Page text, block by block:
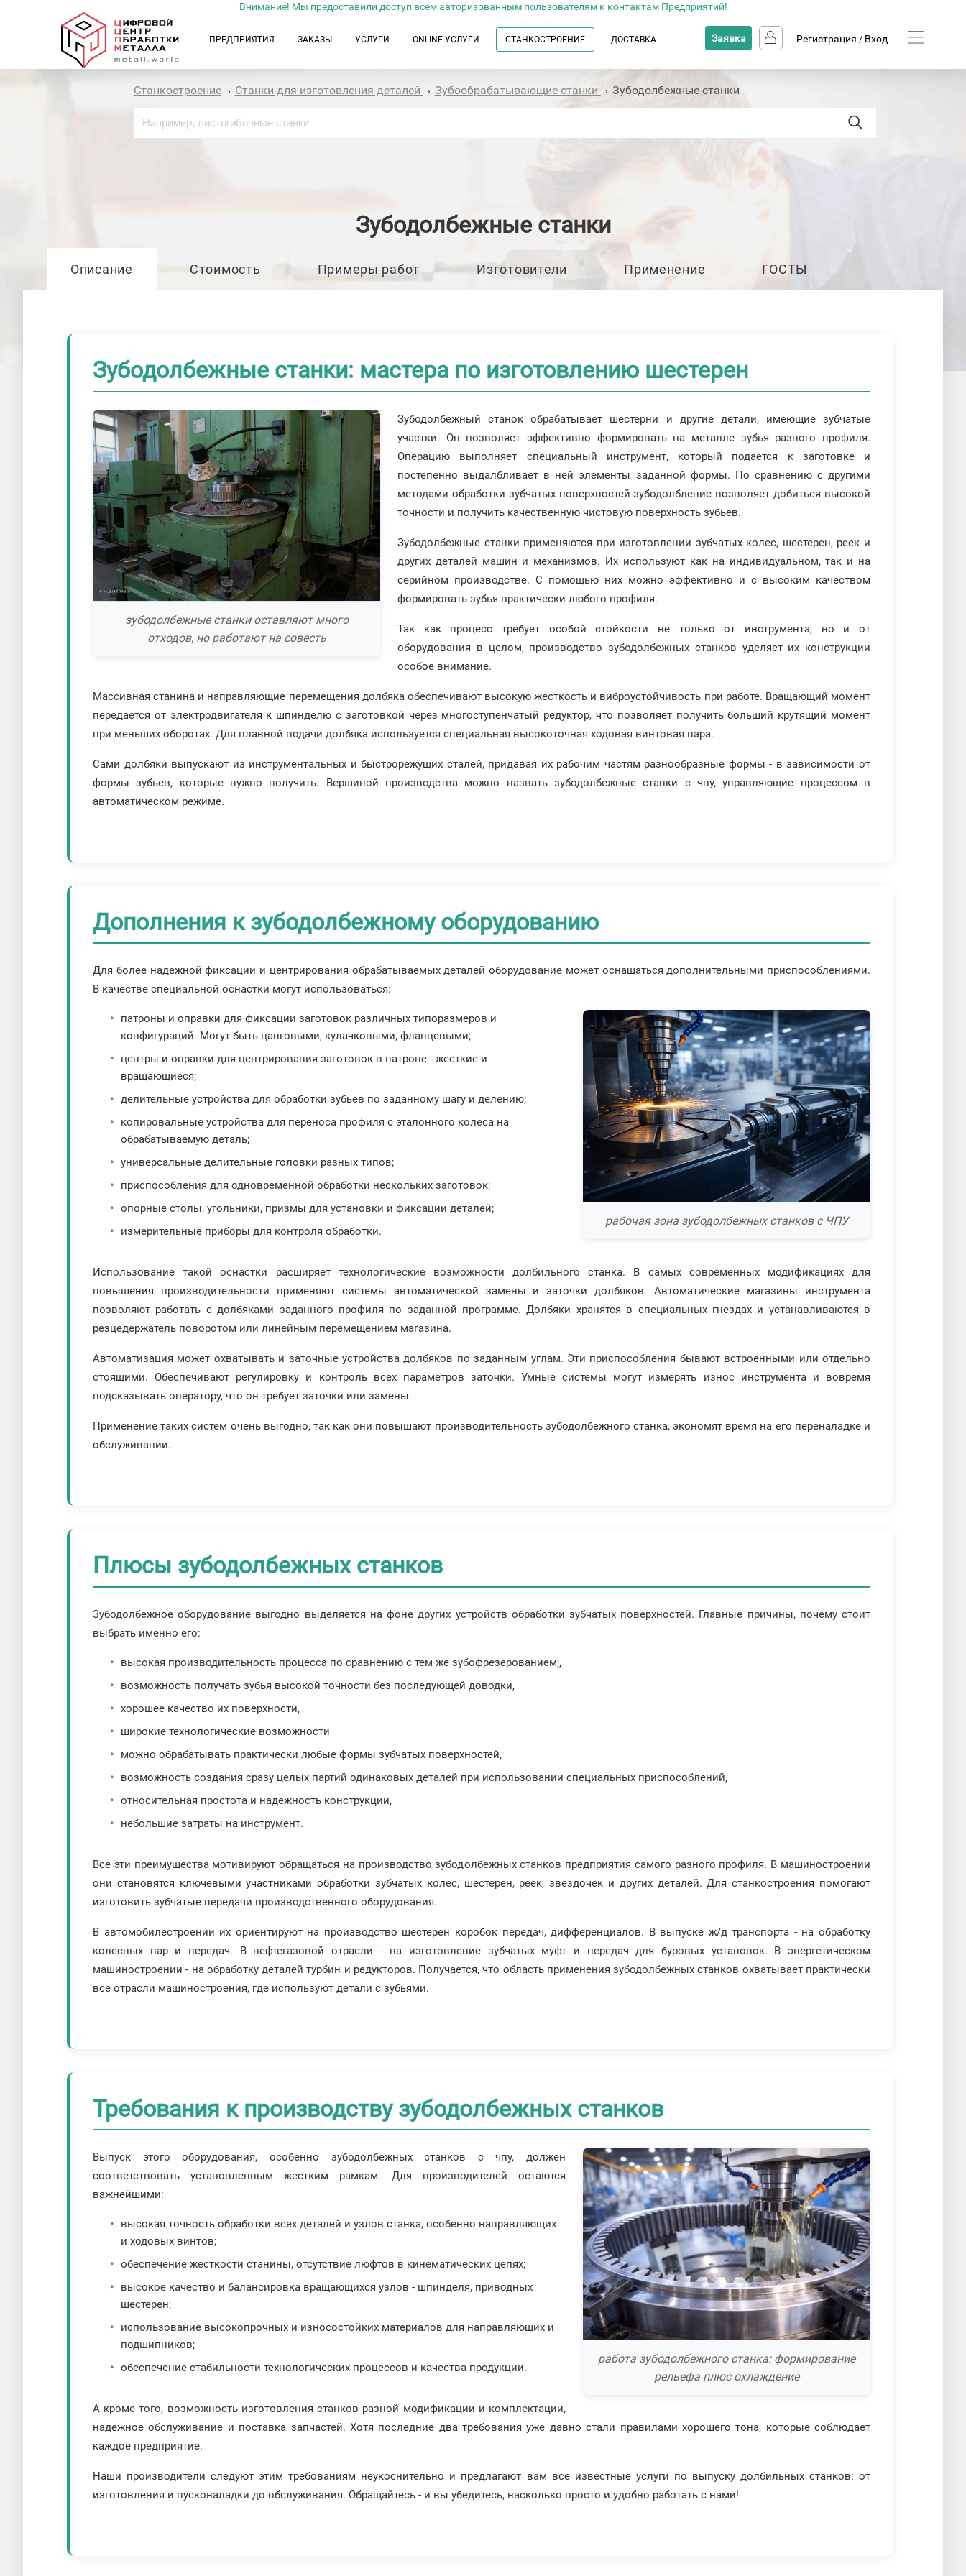
Внимание! Мы предоставили доступ всем авторизованным пользователям к контактам Предприятий!
ПРЕДПРИЯТИЯ ЗАКАЗЫ УСЛУГИ ONLINE УСЛУГИ СТАНКОСТРОЕНИЕ ДОСТАВКА Заявка Регистрация / Вход
Станкостроение› Станки для изготовления деталей › Зубообрабатывающие станки › Зубодолбежные станки
Зубодолбежные станки
Описание Стоимость Примеры работ Изготовители Применение ГОСТЫ
Зубодолбежные станки: мастера по изготовлению шестерен
зубодолбежные станки оставляют много
отходов, но работают на совесть
Зубодолбежный станок обрабатывает шестерни и другие детали, имеющие зубчатые
участки. Он позволяет эффективно формировать на металле зубья разного профиля.
Операцию выполняет специальный инструмент, который подается к заготовке и
постепенно выдалбливает в ней элементы заданной формы. По сравнению с другими
методами обработки зубчатых поверхностей зубодолбление позволяет добиться высокой
точности и получить качественную чистовую поверхность зубьев.
Зубодолбежные станки применяются при изготовлении зубчатых колес, шестерен, реек и
других деталей машин и механизмов. Их используют как на индивидуальном, так и на
серийном производстве. С помощью них можно эффективно и с высоким качеством
формировать зубья практически любого профиля.
Так как процесс требует особой стойкости не только от инструмента, но и от
оборудования в целом, производство зубодолбежных станков уделяет их конструкции
особое внимание.
Массивная станина и направляющие перемещения долбяка обеспечивают высокую жесткость и виброустойчивость при работе. Вращающий момент
передается от электродвигателя к шпинделю с заготовкой через многоступенчатый редуктор, что позволяет получить больший крутящий момент
при меньших оборотах. Для плавной подачи долбяка используется специальная высокоточная ходовая винтовая пара.
Сами долбяки выпускают из инструментальных и быстрорежущих сталей, придавая их рабочим частям разнообразные формы - в зависимости от
формы зубьев, которые нужно получить. Вершиной производства можно назвать зубодолбежные станки с чпу, управляющие процессом в
автоматическом режиме.
Дополнения к зубодолбежному оборудованию
Для более надежной фиксации и центрирования обрабатываемых деталей оборудование может оснащаться дополнительными приспособлениями.
В качестве специальной оснастки могут использоваться:
рабочая зона зубодолбежных станков с ЧПУ
патроны и оправки для фиксации заготовок различных типоразмеров и
конфигураций. Могут быть цанговыми, кулачковыми, фланцевыми;
центры и оправки для центрирования заготовок в патроне - жесткие и
вращающиеся;
делительные устройства для обработки зубьев по заданному шагу и делению;
копировальные устройства для переноса профиля с эталонного колеса на
обрабатываемую деталь;
универсальные делительные головки разных типов;
приспособления для одновременной обработки нескольких заготовок;
опорные столы, угольники, призмы для установки и фиксации деталей;
измерительные приборы для контроля обработки.
Использование такой оснастки расширяет технологические возможности долбильного станка. В самых современных модификациях для
повышения производительности применяют системы автоматической замены и заточки долбяков. Автоматические магазины инструмента
позволяют работать с долбяками заданного профиля по заданной программе. Долбяки хранятся в специальных гнездах и устанавливаются в
резцедержатель поворотом или линейным перемещением магазина.
Автоматизация может охватывать и заточные устройства долбяков по заданным углам. Эти приспособления бывают встроенными или отдельно
стоящими. Обеспечивают регулировку и контроль всех параметров заточки. Умные системы могут измерять износ инструмента и вовремя
подсказывать оператору, что он требует заточки или замены.
Применение таких систем очень выгодно, так как они повышают производительность зубодолбежного станка, экономят время на его переналадке и
обслуживании.
Плюсы зубодолбежных станков
Зубодолбежное оборудование выгодно выделяется на фоне других устройств обработки зубчатых поверхностей. Главные причины, почему стоит
выбрать именно его:
высокая производительность процесса по сравнению с тем же зубофрезерованием;,
возможность получать зубья высокой точности без последующей доводки,
хорошее качество их поверхности,
широкие технологические возможности
можно обрабатывать практически любые формы зубчатых поверхностей,
возможность создания сразу целых партий одинаковых деталей при использовании специальных приспособлений,
относительная простота и надежность конструкции,
небольшие затраты на инструмент.
Все эти преимущества мотивируют обращаться на производство зубодолбежных станков предприятия самого разного профиля. В машиностроении
они становятся ключевыми участниками обработки зубчатых колес, шестерен, реек, звездочек и других деталей. Для станкостроения помогают
изготовить зубчатые передачи производственного оборудования.
В автомобилестроении их ориентируют на производство шестерен коробок передач, дифференциалов. В выпуске ж/д транспорта - на обработку
колесных пар и передач. В нефтегазовой отрасли - на изготовление зубчатых муфт и передач для буровых установок. В энергетическом
машиностроении - на обработку деталей турбин и редукторов. Получается, что область применения зубодолбежных станков охватывает практически
все отрасли машиностроения, где используют детали с зубьями.
Требования к производству зубодолбежных станков
работа зубодолбежного станка: формирование
рельефа плюс охлаждение
Выпуск этого оборудования, особенно зубодолбежных станков с чпу, должен
соответствовать установленным жестким рамкам. Для производителей остаются
важнейшими:
высокая точность обработки всех деталей и узлов станка, особенно направляющих
и ходовых винтов;
обеспечение жесткости станины, отсутствие люфтов в кинематических цепях;
высокое качество и балансировка вращающихся узлов - шпинделя, приводных
шестерен;
использование высокопрочных и износостойких материалов для направляющих и
подшипников;
обеспечение стабильности технологических процессов и качества продукции.
А кроме того, возможность изготовления станков разной модификации и комплектации,
надежное обслуживание и поставка запчастей. Хотя последние два требования уже давно стали правилами хорошего тона, которые соблюдает
каждое предприятие.
Наши производители следуют этим требованиям неукоснительно и предлагают вам все известные услуги по выпуску долбильных станков: от
изготовления и пусконаладки до обслуживания. Обращайтесь - и вы убедитесь, насколько просто и удобно работать с нами!